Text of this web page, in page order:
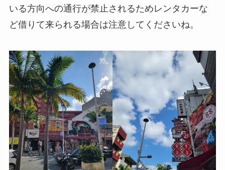
いる方向への通行が禁止されるためレンタカーな
ど借りて来られる場合は注意してくださいね。